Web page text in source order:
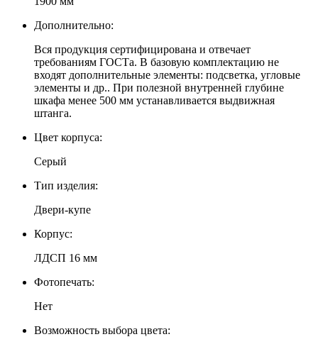
Дополнительно:
Вся продукция сертифицирована и отвечает
требованиям ГОСТа. В базовую комплектацию не
входят дополнительные элементы: подсветка, угловые
элементы и др.. При полезной внутренней глубине
шкафа менее 500 мм устанавливается выдвижная
штанга.
Цвет корпуса:
Серый
Тип изделия:
Двери-купе
Корпус:
ЛДСП 16 мм
Фотопечать:
Нет
Возможность выбора цвета: